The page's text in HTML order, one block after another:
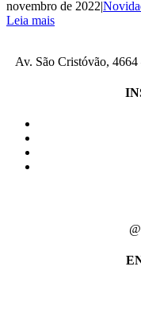
novembro de 2022|
Leia mais
Av. São Cristóvão,